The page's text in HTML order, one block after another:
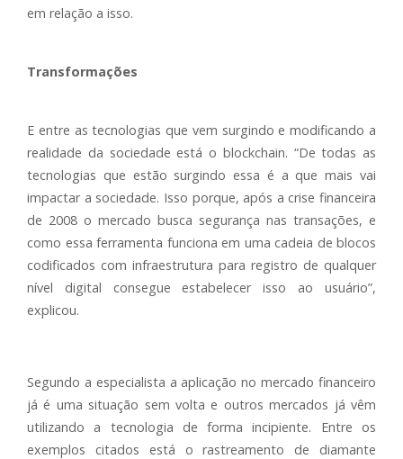
em relação a isso.
Transformações
E entre as tecnologias que vem surgindo e modificando a
realidade da sociedade está o blockchain. “De todas as
tecnologias que estão surgindo essa é a que mais vai
impactar a sociedade. Isso porque, após a crise financeira
de 2008 o mercado busca segurança nas transações, e
como essa ferramenta funciona em uma cadeia de blocos
codificados com infraestrutura para registro de qualquer
nível digital consegue estabelecer isso ao usuário”,
explicou.
Segundo a especialista a aplicação no mercado financeiro
já é uma situação sem volta e outros mercados já vêm
utilizando a tecnologia de forma incipiente. Entre os
exemplos citados está o rastreamento de diamante